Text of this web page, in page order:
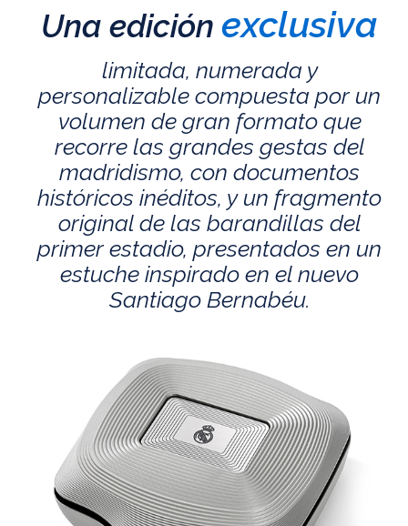
Una edición exclusiva
limitada, numerada y
personalizable compuesta por un
volumen de gran formato que
recorre las grandes gestas del
madridismo, con documentos
históricos inéditos, y un fragmento
original de las barandillas del
primer estadio, presentados en un
estuche inspirado en el nuevo
Santiago Bernabéu.